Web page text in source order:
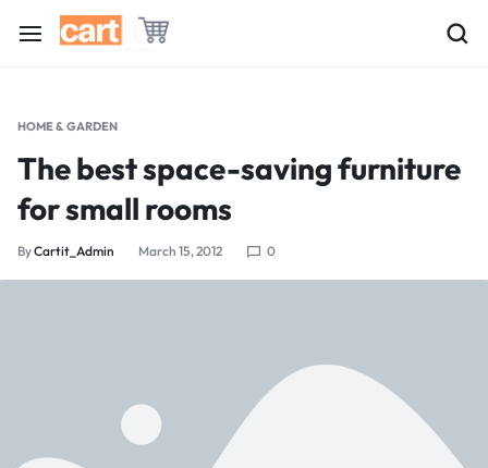
HOME & GARDEN
The best space-saving furniture
for small rooms
ByCartit_Admin March 15, 2012 0